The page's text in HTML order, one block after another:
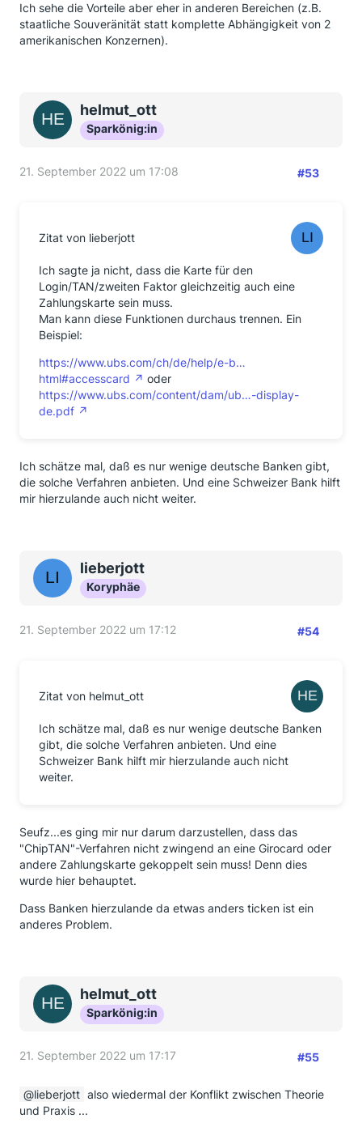
Ich sehe die Vorteile aber eher in anderen Bereichen (z.B.
staatliche Souveränität statt komplette Abhängigkeit von 2
amerikanischen Konzernen).
helmut_ott
Sparkönig:in
21. September 2022 um 17:08 #53
Zitat von lieberjott
Ich sagte ja nicht, dass die Karte für den
Login/TAN/zweiten Faktor gleichzeitig auch eine
Zahlungskarte sein muss.
Man kann diese Funktionen durchaus trennen. Ein
Beispiel:
https://www.ubs.com/ch/de/help/e-b…
html#accesscard
oder
https://www.ubs.com/content/dam/ub…-display-
de.pdf
Ich schätze mal, daß es nur wenige deutsche Banken gibt,
die solche Verfahren anbieten. Und eine Schweizer Bank hilft
mir hierzulande auch nicht weiter.
lieberjott
Koryphäe
21. September 2022 um 17:12 #54
Zitat von helmut_ott
Ich schätze mal, daß es nur wenige deutsche Banken
gibt, die solche Verfahren anbieten. Und eine
Schweizer Bank hilft mir hierzulande auch nicht
weiter.
Seufz...es ging mir nur darum darzustellen, dass das
"ChipTAN"-Verfahren nicht zwingend an eine Girocard oder
andere Zahlungskarte gekoppelt sein muss! Denn dies
wurde hier behauptet.
Dass Banken hierzulande da etwas anders ticken ist ein
anderes Problem.
helmut_ott
Sparkönig:in
21. September 2022 um 17:17 #55
lieberjott also wiedermal der Konflikt zwischen Theorie
und Praxis ...